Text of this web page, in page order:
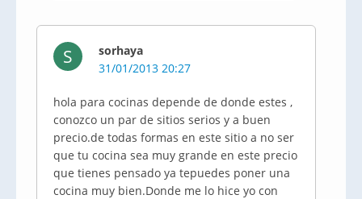
S
sorhaya
31/01/2013 20:27
hola para cocinas depende de donde estes ,
conozco un par de sitios serios y a buen
precio.de todas formas en este sitio a no ser
que tu cocina sea muy grande en este precio
que tienes pensado ya tepuedes poner una
cocina muy bien.Donde me lo hice yo con